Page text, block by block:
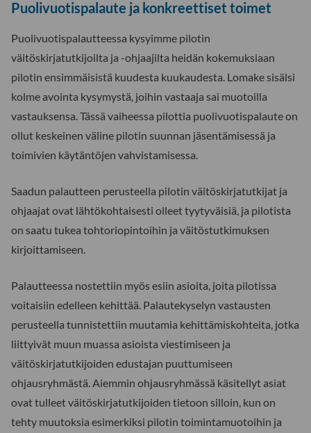
Puolivuotispalaute ja konkreettiset toimet
Puolivuotispalautteessa kysyimme pilotin
väitöskirjatutkijoilta ja -ohjaajilta heidän kokemuksiaan
pilotin ensimmäisistä kuudesta kuukaudesta. Lomake sisälsi
kolme avointa kysymystä, joihin vastaaja sai muotoilla
vastauksensa. Tässä vaiheessa pilottia puolivuotispalaute on
ollut keskeinen väline pilotin suunnan jäsentämisessä ja
toimivien käytäntöjen vahvistamisessa.
Saadun palautteen perusteella pilotin väitöskirjatutkijat ja
ohjaajat ovat lähtökohtaisesti olleet tyytyväisiä, ja pilotista
on saatu tukea tohtoriopintoihin ja väitöstutkimuksen
kirjoittamiseen.
Palautteessa nostettiin myös esiin asioita, joita pilotissa
voitaisiin edelleen kehittää. Palautekyselyn vastausten
perusteella tunnistettiin muutamia kehittämiskohteita, jotka
liittyivät muun muassa asioista viestimiseen ja
väitöskirjatutkijoiden edustajan puuttumiseen
ohjausryhmästä. Aiemmin ohjausryhmässä käsitellyt asiat
ovat tulleet väitöskirjatutkijoiden tietoon silloin, kun on
tehty muutoksia esimerkiksi pilotin toimintamuotoihin ja